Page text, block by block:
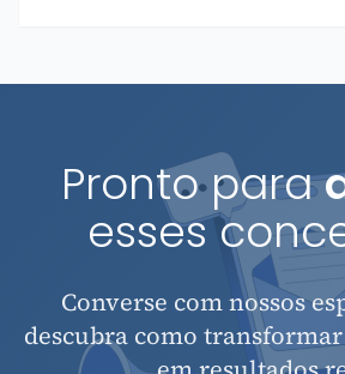
Pronto para
esses
Converse com nossos
descubra como